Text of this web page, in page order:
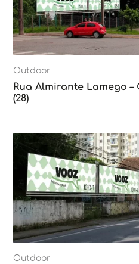
Outdoor
Rua Almirante Lamego
(28)
Outdoor